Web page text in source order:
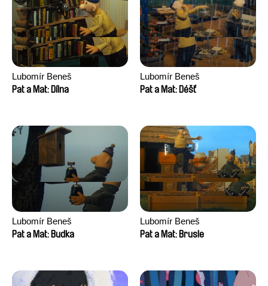
Lubomír Beneš
Pat a Mat: Dílna
Lubomír Beneš
Pat a Mat: Déšť
Lubomír Beneš
Pat a Mat: Budka
Lubomír Beneš
Pat a Mat: Brusle